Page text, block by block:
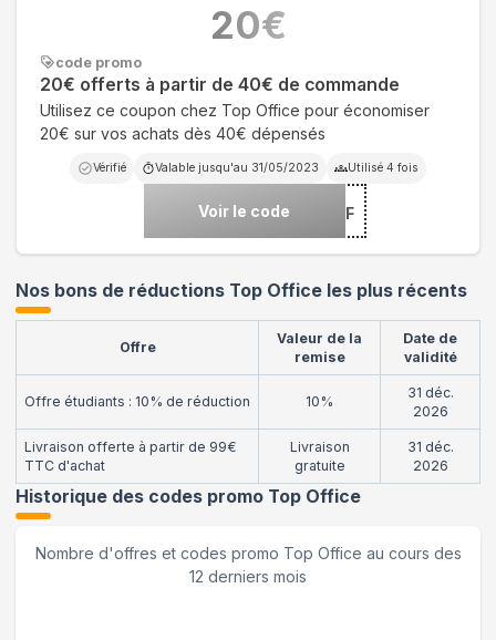
code promo
20€ offerts à partir de 40€ de commande
Utilisez ce coupon chez Top Office pour économiser
20€ sur vos achats dès 40€ dépensés
Vérifié Valable jusqu'au 31/05/2023 Utilisé 4 fois
Voir le code***20EFF
20€
Nos bons de réductions Top Office les plus récents
Offre
Valeur de la
remise
Date de
validité
Offre étudiants : 10% de réduction 10%
31 déc.
2026
Livraison offerte à partir de 99€
TTC d'achat
Livraison
gratuite
31 déc.
2026
Historique des codes promo Top Office
Nombre d'offres et codes promo Top Office au cours des
12 derniers mois